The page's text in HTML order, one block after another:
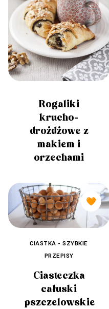
Rogaliki
krucho-
drożdżowe z
makiem i
orzechami
🧡
CIASTKA - SZYBKIE
PRZEPISY
Ciasteczka
całuski
pszczelowskie